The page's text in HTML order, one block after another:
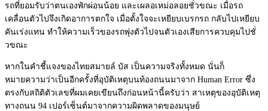
รถที่ยอมรับว่าตนเองพักผ่อนน้อย และเผลอเหม่อลอยชั่วขณะ เมื่อรถ
เคลื่อนตัวไปจึงเกิดอาการตกใจ เมื่อตั้งใจจะเหยียบเบรกรถ กลับไปเหยียบ
คันเร่งแทน ทำให้ความเร็วของรถพุ่งตัวไปจนตัวเองเสียการควบคุมไปชั่
วขณะ
หากในคำชี้แจงของไทยสมายล์ บัส เป็นความจริงทั้งหมด นั่นก็
หมายความว่าเป็นอีกครั้งที่อุบัติเหตุบนท้องถนนมาจาก Human Error ซึ่ง
ตรงกับสถิติตัวเลขที่ผมเคยเขียนถึงก่อนหน้านี้ครับว่า สาเหตุของอุบัติเหตุ
ทางถนน 94 เปอร์เซ็นต์มาจากความผิดพลาดของมนุษย์